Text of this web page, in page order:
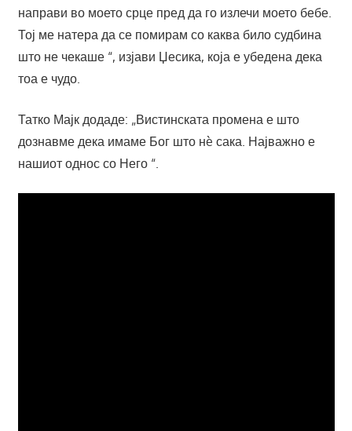
направи во моето срце пред да го излечи моето бебе.
Тој ме натера да се помирам со каква било судбина
што не чекаше “, изјави Џесика, која е убедена дека
тоа е чудо.
Татко Мајк додаде: „Вистинската промена е што
дознавме дека имаме Бог што нè сака. Најважно е
нашиот однос со Него “.